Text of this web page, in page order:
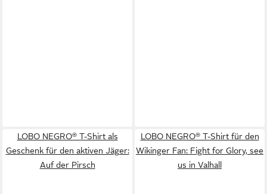
LOBO NEGRO® T-Shirt als
Geschenk für den aktiven Jäger:
Auf der Pirsch
LOBO NEGRO® T-Shirt für den
Wikinger Fan: Fight for Glory, see
us in Valhall